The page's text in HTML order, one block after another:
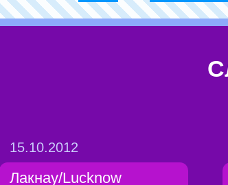
15.10.2012
Лакнау/Lucknow